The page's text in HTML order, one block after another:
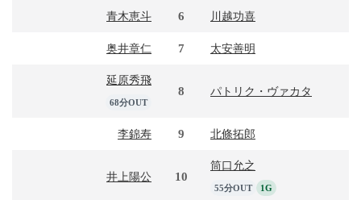
青木恵斗 6 川越功喜
奥井章仁 7 太安善明
延原秀飛
68分OUT
8 パトリク・ヴァカタ
李錦寿 9 北條拓郎
井上陽公 10
筒口允之
55分OUT 1G